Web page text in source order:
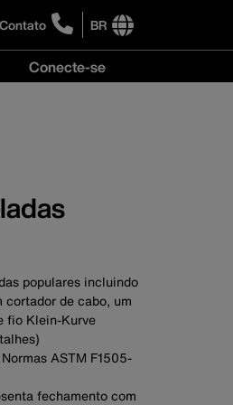
Contato
click
to
BR
International
site
Conecte-se
populares incluindo
cortador de cabo, um
fio Klein-Kurve
ASTM F1505-
fechamento com